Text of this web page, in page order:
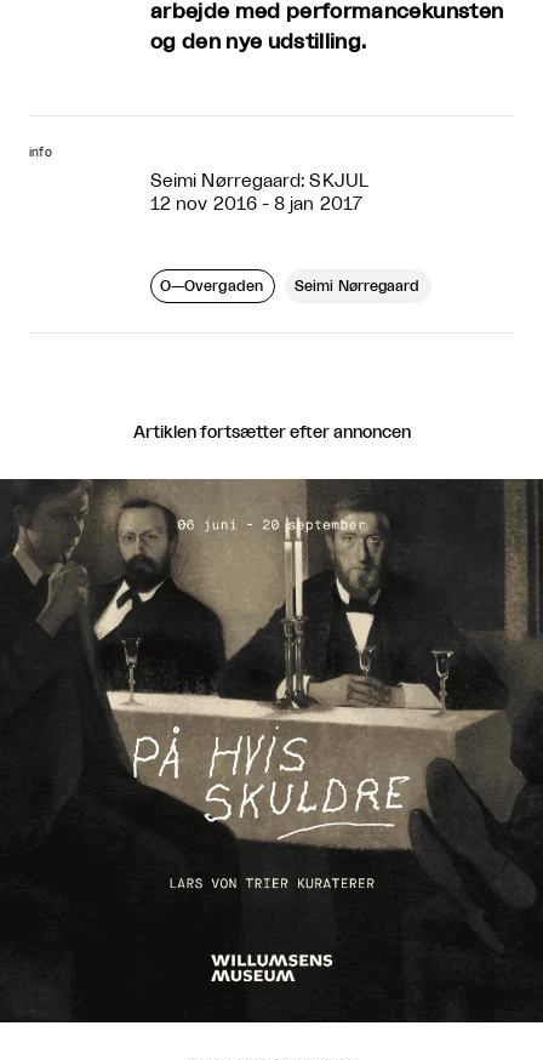
arbejde med performancekunsten
og den nye udstilling.
info
Seimi Nørregaard: SKJUL
12 nov 2016 - 8 jan 2017
O—Overgaden Seimi Nørregaard
Artiklen fortsætter efter annoncen